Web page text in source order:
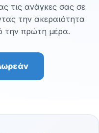
τις ανάγκες σας σε
την ακεραιότητα
την πρώτη μέρα.